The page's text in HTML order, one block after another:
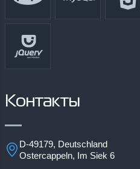
Контакты
D-49179, Deutschland
Ostercappeln, Im Siek 6